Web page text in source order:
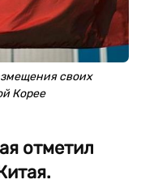
своих
Корее
отметил